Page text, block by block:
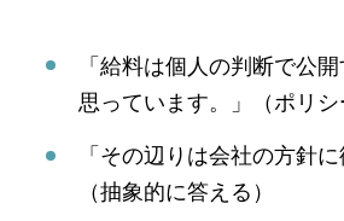
「給料は個人の判断で公
思っています。」（ポリシ
「その辺りは会社の方針
（抽象的に答える）